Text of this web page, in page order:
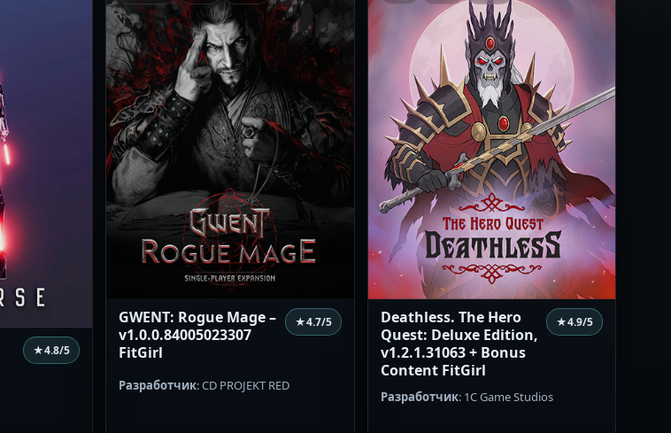
★4.8/5
GWENT: Rogue Mage –
v1.0.0.84005023307
FitGirl
★4.7/5
Разработчик: CD PROJEKT RED
Deathless. The Hero
Quest: Deluxe Edition,
v1.2.1.31063 + Bonus
Content FitGirl
★4.9/5
Разработчик: 1C Game Studios